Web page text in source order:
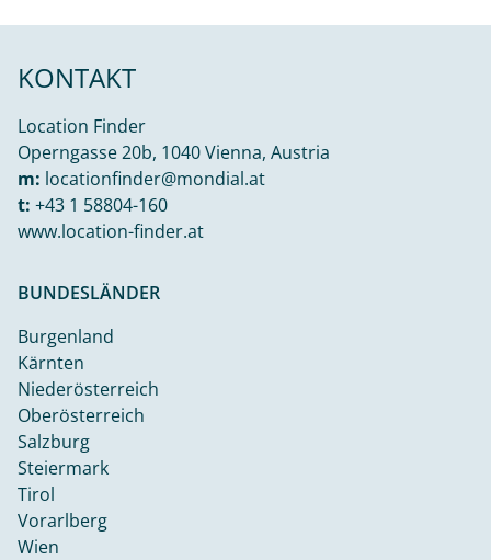
KONTAKT
Location Finder
Operngasse 20b, 1040 Vienna, Austria
m: locationfinder@mondial.at
t: +43 1 58804-160
www.location-finder.at
BUNDESLÄNDER
Burgenland
Kärnten
Niederösterreich
Oberösterreich
Salzburg
Steiermark
Tirol
Vorarlberg
Wien